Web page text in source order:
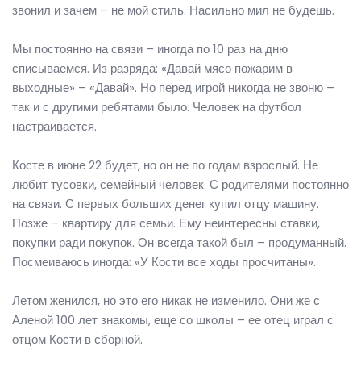
звонил и зачем – не мой стиль. Насильно мил не будешь.
Мы постоянно на связи – иногда по 10 раз на дню
списываемся. Из разряда: «Давай мясо пожарим в
выходные» – «Давай». Но перед игрой никогда не звоню –
так и с другими ребятами было. Человек на футбол
настраивается.
Косте в июне 22 будет, но он не по годам взрослый. Не
любит тусовки, семейный человек. С родителями постоянно
на связи. С первых больших денег купил отцу машину.
Позже – квартиру для семьи. Ему неинтересны ставки,
покупки ради покупок. Он всегда такой был – продуманный.
Посмеиваюсь иногда: «У Кости все ходы просчитаны».
Летом женился, но это его никак не изменило. Они же с
Аленой 100 лет знакомы, еще со школы – ее отец играл с
отцом Кости в сборной.